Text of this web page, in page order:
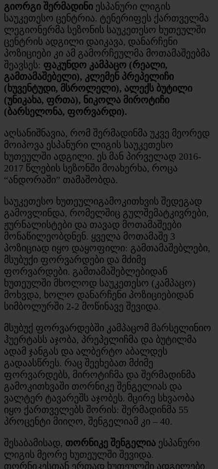
გიორგი შერმადინი ესპანური ლიგის
საუკეთესო ცენტრია. ტენერიფეს ქართველმა
ლეგიონერმა სეზონის საუკეთესო ხუთეულში
ცენტრის ადგილი დაიკავა, დანარჩენი
პოზიციები კი ამ გამორჩეულმა მოთამაშეებმა
შეავსეს: ფაკუნდო კამპაცო (რეალი,
გამთამაშებელი), კლემენ პრეპელიჩი
(ხუვენტუდი, მსროლელი), ალექს ბუტილი
(უნიკახა, ფრთა), ნიკოლა მიროტიჩი
(ბარსელონა, ფორვარდი).
აღსანიშნავია, რომ შერმადინმა უკვე მეორედ
მოიპოვა ესპანური ლიგის საუკეთესო
ხუთეულში ადგილი. ეს მან პირველად 2016-
2017 წლების სეზონში მოახერხა, როცა
“ანდორაში” თამაშობდა.
საუკეთესო ხუთეულიგამოკითხვის შედეგად
გამოვლინდა, რომელშიც გულშემატკივრები,
ჟურნალისტები და თავად მოთამაშეები
მონაწილეობდნენ. ყველა მოთამაშე 3
პოზიციად იყო დაყოფილი: გამთამაშებლები,
მსუბუქი ფორვარდები და მძიმე
ფორვარდები. გამთამაშებლებიდან
ხუთეულში მხოლოდ საუკეთესო (კამპაცო)
მოხვდა, ხოლო დანარჩენი პოზიციებიდან
სიმბოლურში 2-2 მოწინავე შევიდა.
მსუბუქ ფორვარდებში კამპაცომ მარსელინიო
ჰუერტასს აჯობა, პრეპელიჩმა და ბუტილმა
ადამ ჯანგას და ალბერტო აბალდეს
გადაასწრეს. რაც შეეხებათ მძიმე
ფორვარდებს, მიროტიჩმა და შერმადინმა
გამოკითხვაში თორნიკე შენგელიას და
ვალტერ ტავარეშს აჯობეს. მცირე სხვაობა
იყო ქართველებს შორის: შერმადინმა 55
პროცენტი მიიღო, შენგელიამ კი – 40.
შესაბამისად, თორნიკე შენგელია ესპანური
ლიგის მეორე ხუთეულში შევიდა.
თორნიკესთან ერთად ხუთეულში ადგილები